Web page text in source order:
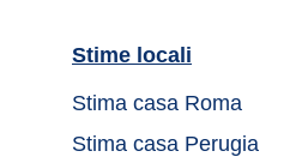
Stima casa Perugia